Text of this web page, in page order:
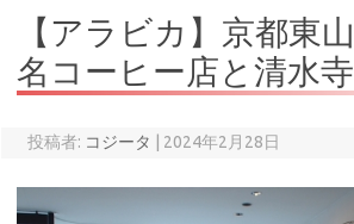
【アラビカ】京都東
名コーヒー店と清水寺
投稿者: コジータ 2024年2月28日